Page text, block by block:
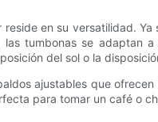
en su versatilidad.
tumbonas se adaptan
del sol o la
ajustables que
para tomar un café o